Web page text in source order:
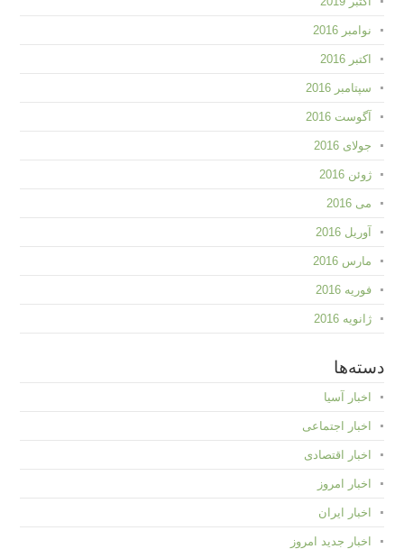
نوامبر 2016
اکتبر 2016
سپتامبر 2016
آگوست 2016
جولای 2016
ژوئن 2016
می 2016
آوریل 2016
مارس 2016
فوریه 2016
ژانویه 2016
دسته‌ها
اخبار آسیا
اخبار اجتماعی
اخبار اقتصادی
اخبار امروز
اخبار ایران
اخبار جدید امروز